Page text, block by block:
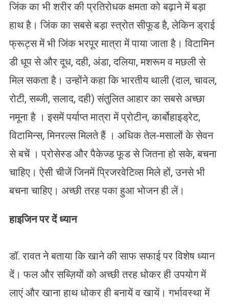
जिंक का भी शरीर की प्रतिरोधक क्षमता को बढ़ाने में बड़ा
हाथ है। जिंक का सबसे बड़ा स्त्रोत सीफूड है, लेकिन ड्राई
फ्रूट्स में भी जिंक भरपूर मात्रा में पाया जाता है। विटामिन
डी धूप से और दूध, दही, अंडा, दलिया, मशरूम व मछली से
मिल सकता है। उन्होंने कहा कि भारतीय थाली (दाल, चावल,
रोटी, सब्जी, सलाद, दही) संतुलित आहार का सबसे अच्छा
नमूना है । इसमें पर्याप्त मात्रा में प्रोटीन, कार्बोहाइड्रेट,
विटामिन्स, मिनरल्स मिलते हैं । अधिक तेल-मसालों के सेवन
से बचें । प्रोसेस्ड और पैकेज्ड फूड से जितना हो सके, बचना
चाहिए। ऐसी चीजें जिनमें प्रिजरवेटिव्स मिले हों, उनसे भी
बचना चाहिए। अच्छी तरह पका हुआ भोजन ही लें।
हाइजिन पर दें ध्यान
डॉ. रावत ने बताया कि खाने की साफ सफाई पर विशेष ध्यान
दें। फल और सब्ज़ियों को अच्छी तरह धोकर ही उपयोग में
लाएं और खाना हाथ धोकर ही बनायें व खायें। गर्भावस्था में